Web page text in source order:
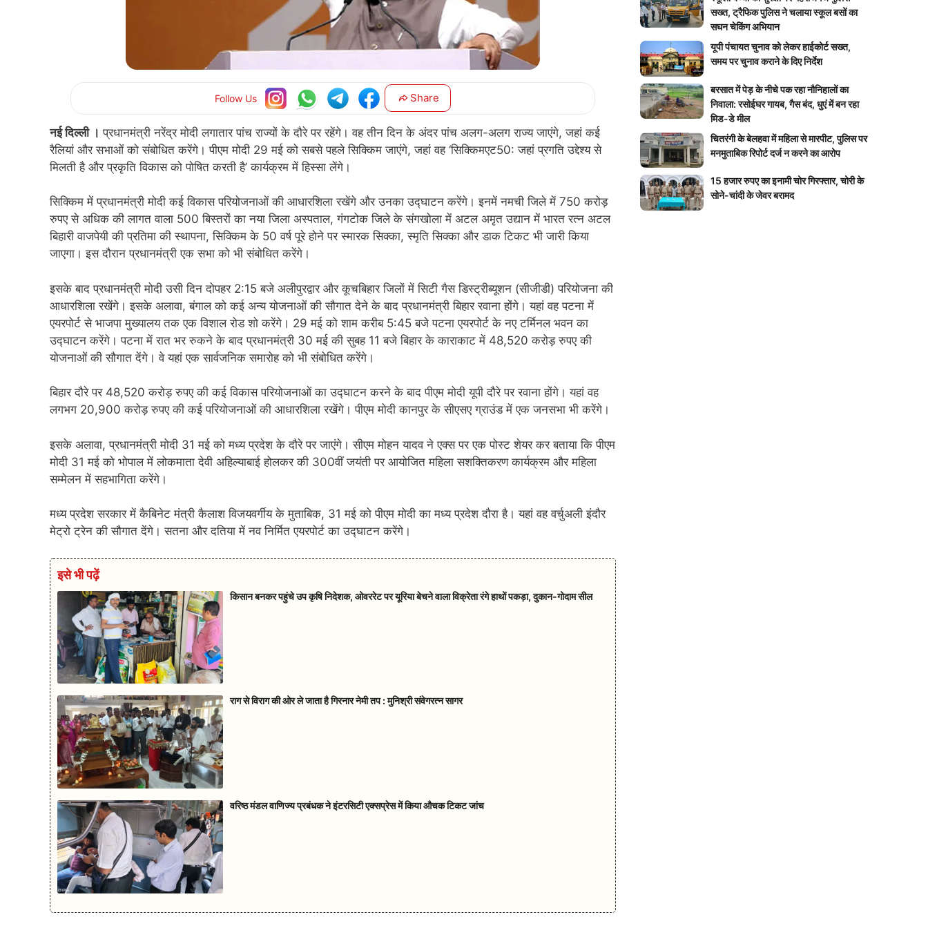
Follow Us Share
नई दिल्ली । प्रधानमंत्री नरेंद्र मोदी लगातार पांच राज्यों के दौरे पर रहेंगे। वह तीन दिन के अंदर पांच अलग-अलग राज्य जाएंगे, जहां कई
रैलियां और सभाओं को संबोधित करेंगे। पीएम मोदी 29 मई को सबसे पहले सिक्किम जाएंगे, जहां वह ‘सिक्किमएट50: जहां प्रगति उद्देश्य से
मिलती है और प्रकृति विकास को पोषित करती है’ कार्यक्रम में हिस्सा लेंगे।
सिक्किम में प्रधानमंत्री मोदी कई विकास परियोजनाओं की आधारशिला रखेंगे और उनका उद्घाटन करेंगे। इनमें नमची जिले में 750 करोड़
रुपए से अधिक की लागत वाला 500 बिस्तरों का नया जिला अस्पताल, गंगटोक जिले के संगखोला में अटल अमृत उद्यान में भारत रत्न अटल
बिहारी वाजपेयी की प्रतिमा की स्थापना, सिक्किम के 50 वर्ष पूरे होने पर स्मारक सिक्का, स्मृति सिक्का और डाक टिकट भी जारी किया
जाएगा। इस दौरान प्रधानमंत्री एक सभा को भी संबोधित करेंगे।
इसके बाद प्रधानमंत्री मोदी उसी दिन दोपहर 2:15 बजे अलीपुरद्वार और कूचबिहार जिलों में सिटी गैस डिस्ट्रीब्यूशन (सीजीडी) परियोजना की
आधारशिला रखेंगे। इसके अलावा, बंगाल को कई अन्य योजनाओं की सौगात देने के बाद प्रधानमंत्री बिहार रवाना होंगे। यहां वह पटना में
एयरपोर्ट से भाजपा मुख्यालय तक एक विशाल रोड शो करेंगे। 29 मई को शाम करीब 5:45 बजे पटना एयरपोर्ट के नए टर्मिनल भवन का
उद्घाटन करेंगे। पटना में रात भर रुकने के बाद प्रधानमंत्री 30 मई की सुबह 11 बजे बिहार के काराकाट में 48,520 करोड़ रुपए की
योजनाओं की सौगात देंगे। वे यहां एक सार्वजनिक समारोह को भी संबोधित करेंगे।
बिहार दौरे पर 48,520 करोड़ रुपए की कई विकास परियोजनाओं का उद्घाटन करने के बाद पीएम मोदी यूपी दौरे पर रवाना होंगे। यहां वह
लगभग 20,900 करोड़ रुपए की कई परियोजनाओं की आधारशिला रखेंगे। पीएम मोदी कानपुर के सीएसए ग्राउंड में एक जनसभा भी करेंगे।
इसके अलावा, प्रधानमंत्री मोदी 31 मई को मध्य प्रदेश के दौरे पर जाएंगे। सीएम मोहन यादव ने एक्स पर एक पोस्ट शेयर कर बताया कि पीएम
मोदी 31 मई को भोपाल में लोकमाता देवी अहिल्याबाई होलकर की 300वीं जयंती पर आयोजित महिला सशक्तिकरण कार्यक्रम और महिला
सम्मेलन में सहभागिता करेंगे।
मध्य प्रदेश सरकार में कैबिनेट मंत्री कैलाश विजयवर्गीय के मुताबिक, 31 मई को पीएम मोदी का मध्य प्रदेश दौरा है। यहां वह वर्चुअली इंदौर
मेट्रो ट्रेन की सौगात देंगे। सतना और दतिया में नव निर्मित एयरपोर्ट का उद्घाटन करेंगे।
इसे भी पढ़ें
किसान बनकर पहुंचे उप कृषि निदेशक, ओवररेट पर यूरिया बेचने वाला विक्रेता रंगे हाथों पकड़ा, दुकान-गोदाम सील
राग से विराग की ओर ले जाता है गिरनार नेमी तप : मुनिश्री संवेगरत्न सागर
वरिष्ठ मंडल वाणिज्य प्रबंधक ने इंटरसिटी एक्सप्रेस में किया औचक टिकट जांच
सख्त, ट्रैफिक पुलिस ने चलाया स्कूल बसों का
सघन चेकिंग अभियान
यूपी पंचायत चुनाव को लेकर हाईकोर्ट सख्त,
समय पर चुनाव कराने के दिए निर्देश
बरसात में पेड़ के नीचे पक रहा नौनिहालों का
निवाला: रसोईघर गायब, गैस बंद, धुएं में बन रहा
मिड-डे मील
चितरंगी के बेलहवा में महिला से मारपीट, पुलिस पर
मनमुताबिक रिपोर्ट दर्ज न करने का आरोप
15 हजार रुपए का इनामी चोर गिरफ्तार, चोरी के
सोने-चांदी के जेवर बरामद